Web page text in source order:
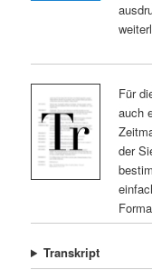
Für
auch
der
Transkript